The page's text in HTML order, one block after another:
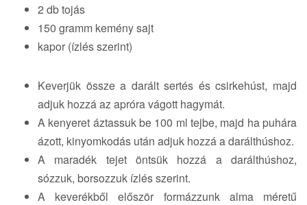
2 db tojás
150 gramm kemény sajt
kapor (ízlés szerint)
Keverjük össze a darált sertés és csirkehúst, majd
adjuk hozzá az apróra vágott hagymát.
A kenyeret áztassuk be 100 ml tejbe, majd ha puhára
ázott, kinyomkodás után adjuk hozzá a darálthúshoz.
A maradék tejet öntsük hozzá a darálthúshoz,
sózzuk, borsozzuk ízlés szerint.
A keverékből először formázzunk alma méretű